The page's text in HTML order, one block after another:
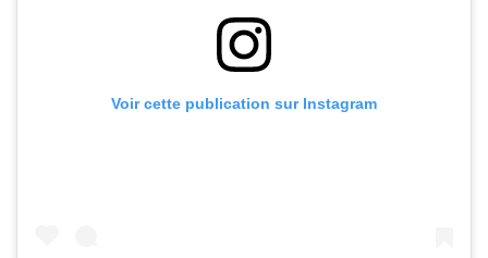
Voir cette publication sur Instagram